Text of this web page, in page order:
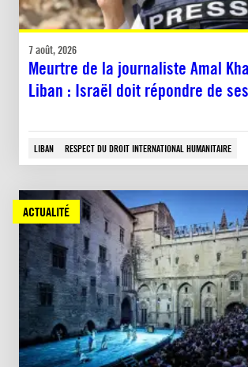
7 août, 2026
Meurtre de la journaliste Amal
Liban : Israël doit répondre de
LIBAN RESPECT DU DROIT INTERNATIONAL HUMANITAIRE
ACTUALITÉ